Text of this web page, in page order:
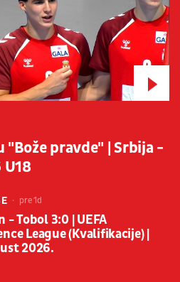
"Bože pravde" | Srbija -
pre 1d
- Tobol 3:0 | UEFA
League (Kvalifikacije) |
2026.